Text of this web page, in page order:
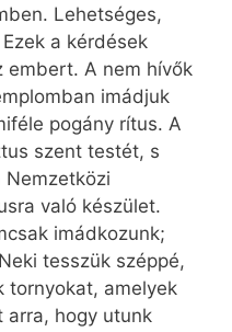
Lehetséges,
a kérdések
embert. A nem hívők
imádjuk
pogány rítus. A
szent testét, s
Nemzetközi
való készület.
imádkozunk;
tesszük széppé,
tornyokat, amelyek
arra, hogy utunk